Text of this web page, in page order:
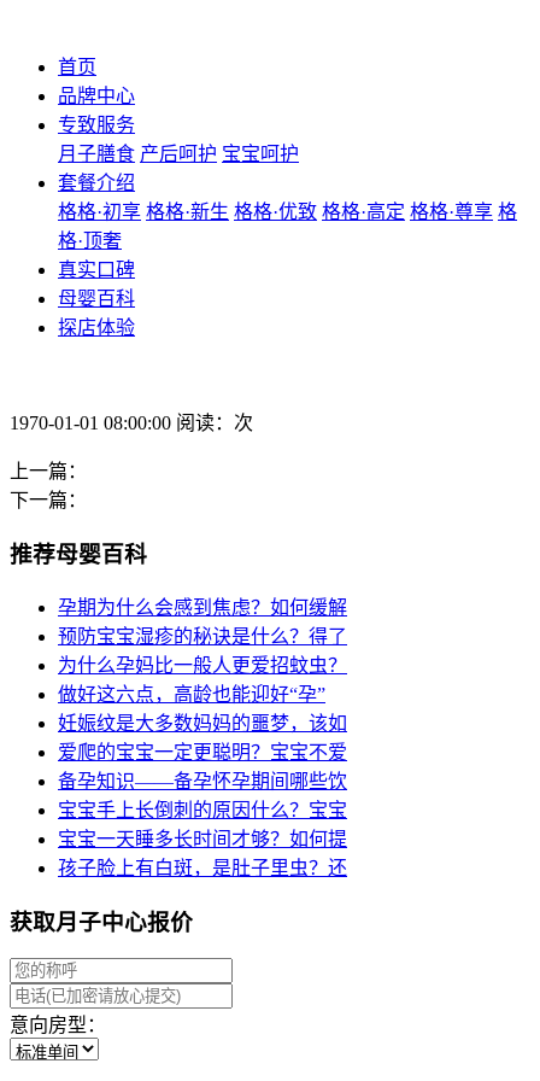
首页
品牌中心
专致服务
月子膳食 产后呵护 宝宝呵护
套餐介绍
格格·初享 格格·新生 格格·优致 格格·高定 格格·尊享 格
格·顶奢
真实口碑
母婴百科
探店体验
1970-01-01 08:00:00 阅读：次
上一篇：
下一篇：
推荐母婴百科
孕期为什么会感到焦虑？如何缓解
预防宝宝湿疹的秘诀是什么？得了
为什么孕妈比一般人更爱招蚊虫？
做好这六点，高龄也能迎好“孕”
妊娠纹是大多数妈妈的噩梦，该如
爱爬的宝宝一定更聪明？宝宝不爱
备孕知识——备孕怀孕期间哪些饮
宝宝手上长倒刺的原因什么？宝宝
宝宝一天睡多长时间才够？如何提
孩子脸上有白斑，是肚子里虫？还
获取月子中心报价
意向房型：